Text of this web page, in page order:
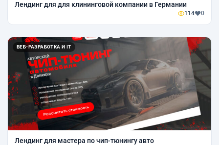
Лендинг для для клининговой компании в Германии
114 0
ВЕБ-РАЗРАБОТКА И IT
Лендинг для мастера по чип-тюнингу авто